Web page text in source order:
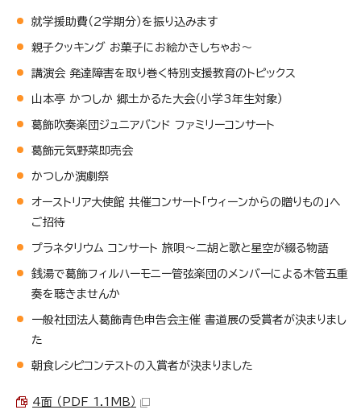
就学援助費（2学期分）を振り込みます
親子クッキング お菓子にお絵かきしちゃお～
講演会 発達障害を取り巻く特別支援教育のトピックス
山本亭 かつしか 郷土かるた大会（小学3年生対象）
葛飾吹奏楽団ジュニアバンド ファミリーコンサート
葛飾元気野菜即売会
かつしか演劇祭
オーストリア大使館 共催コンサート「ウィーンからの贈りもの」へ
ご招待
プラネタリウム コンサート 旅唄～二胡と歌と星空が綴る物語
銭湯で葛飾フィルハーモニー管弦楽団のメンバーによる木管五重
奏を聴きませんか
一般社団法人葛飾青色申告会主催 書道展の受賞者が決まりまし
た
朝食レシピコンテストの入賞者が決まりました
4面 （PDF 1.1MB）